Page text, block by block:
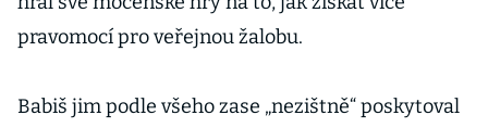
pravomocí pro veřejnou žalobu.
Babiš jim podle všeho zase „nezištně“ poskytoval